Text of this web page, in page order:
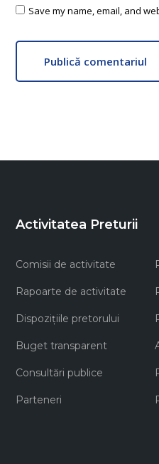
Save my name, email, and
Publică comentariul
Activitatea Preturii
Comisii de activitate
Rapoarte de activitate
Dispozițiile pretorului
Buget transparent
Consultări publice
Parteneri